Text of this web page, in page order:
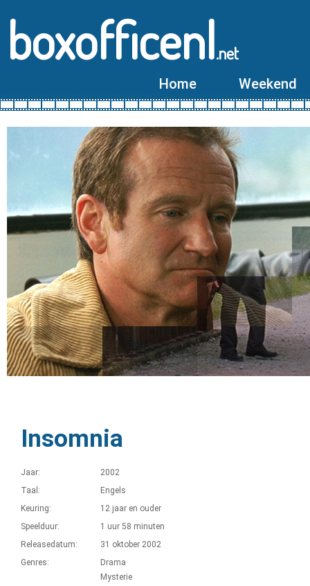
boxofficenl.net
Home Weekend
Insomnia
Jaar:
2002
Taal:
Engels
Keuring:
12 jaar en ouder
Speelduur:
1 uur 58 minuten
Releasedatum:
31 oktober 2002
Genres:
Drama
Mysterie